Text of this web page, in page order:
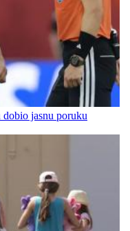
jasnu poruku